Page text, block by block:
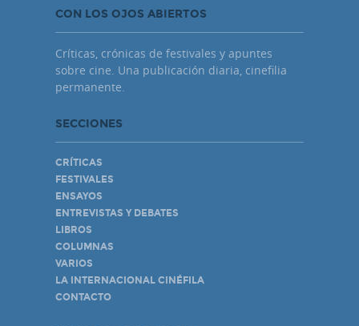
CON LOS OJOS ABIERTOS
Críticas, crónicas de festivales y apuntes
sobre cine. Una publicación diaria, cinefilia
permanente.
SECCIONES
CRÍTICAS
FESTIVALES
ENSAYOS
ENTREVISTAS Y DEBATES
LIBROS
COLUMNAS
VARIOS
LA INTERNACIONAL CINÉFILA
CONTACTO